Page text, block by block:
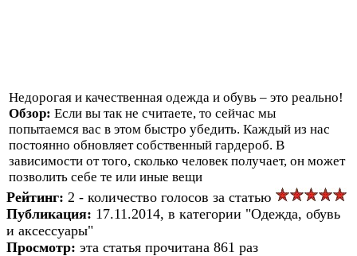
Недорогая и качественная одежда и обувь – это реально!
Обзор: Если вы так не считаете, то сейчас мы
попытаемся вас в этом быстро убедить. Каждый из нас
постоянно обновляет собственный гардероб. В
зависимости от того, сколько человек получает, он может
позволить себе те или иные вещи
Рейтинг: 2 - количество голосов за статью
Публикация: 17.11.2014, в категории "Одежда, обувь
и аксессуары"
Просмотр: эта статья прочитана 861 раз